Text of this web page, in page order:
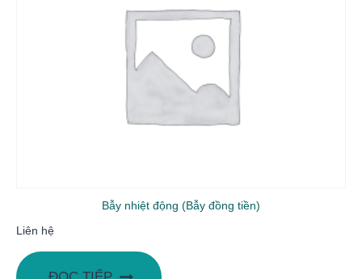
Bẫy nhiệt động (Bẫy đồng tiền)
Liên hệ